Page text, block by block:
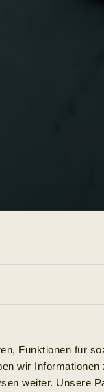
Funktionen für
wir
weiter. Unsere